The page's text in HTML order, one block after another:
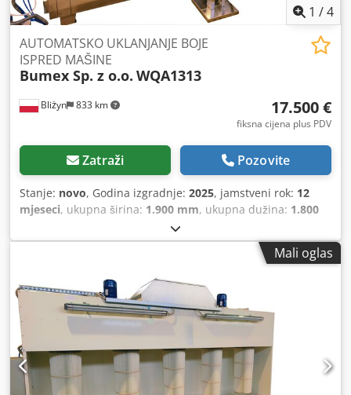
1 /4
Bliżyn 833 km
AUTOMATSKO UKLANJANJE BOJE
ISPRED MAŠINE
Bumex Sp. z o.o. WQA1313
17.500 €
fiksna cijena plus PDV
Zatraži Pozovite
Stanje: novo, Godina izgradnje: 2025, jamstveni rok: 12
mjeseci, ukupna širina: 1.900 mm, ukupna dužina: 1.800
1.550 mm
Mali oglas